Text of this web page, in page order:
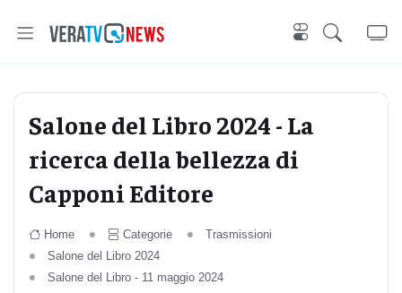
Salone del Libro 2024 - La
ricerca della bellezza di
Capponi Editore
Home Categorie
Trasmissioni
Salone del Libro 2024
Salone del Libro - 11 maggio 2024